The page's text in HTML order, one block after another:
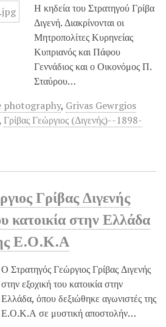
Η κηδεία του Στρατηγού Γρίβα
Διγενή. Διακρίνονται οι
Μητροπολίτες Κυρηνείας
Κυπριανός και Πάφου
Γεννάδιος και ο Οικονόμος Π.
Σταύρου…
photography, Grivas Gewrgios
Γρίβας Γεώργιος (Διγενής)--1898-
Γρίβας Διγενής
κατοικία στην Ελλάδα
Ε.Ο.Κ.Α
Ο Στρατηγός Γεώργιος Γρίβας Διγενής
στην εξοχική του κατοικία στην
Ελλάδα, όπου δεξιώθηκε αγωνιστές της
Ε.Ο.Κ.Α σε μυστική αποστολήν…